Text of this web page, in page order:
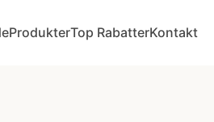
ProdukterTop RabatterKontakt